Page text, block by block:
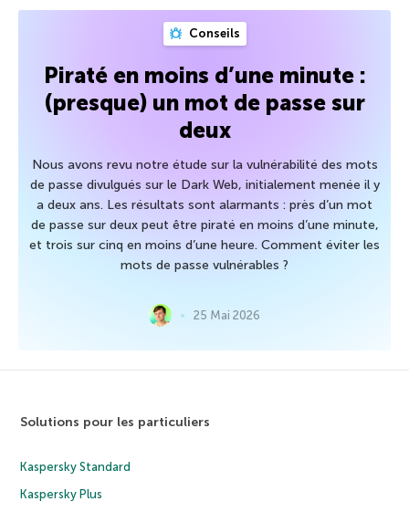
Conseils
Piraté en moins d’une minute :
(presque) un mot de passe sur
deux
Nous avons revu notre étude sur la vulnérabilité des mots
de passe divulgués sur le Dark Web, initialement menée il y
a deux ans. Les résultats sont alarmants : près d’un mot
de passe sur deux peut être piraté en moins d’une minute,
et trois sur cinq en moins d’une heure. Comment éviter les
mots de passe vulnérables ?
25 Mai 2026
Solutions pour les particuliers
Kaspersky Standard
Kaspersky Plus